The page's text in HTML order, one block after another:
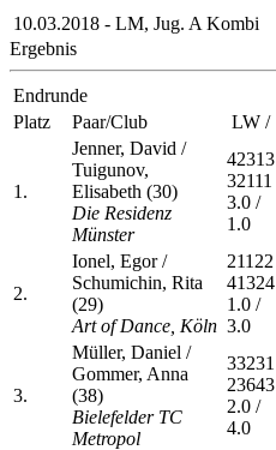
10.03.2018 - LM, Jug. A Kombi
Ergebnis
Endrunde
Platz
Paar/Club LW /
1.
Jenner, David /
Tuigunov,
Elisabeth (30)
Die Residenz
Münster
42313
32111
3.0 /
1.0
2.
Ionel, Egor /
Schumichin, Rita
(29)
Art of Dance, Köln
21122
41324
1.0 /
3.0
3.
Müller, Daniel /
Gommer, Anna
(38)
Bielefelder TC
Metropol
33231
23643
2.0 /
4.0